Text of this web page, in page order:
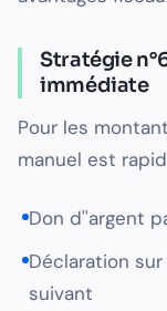
Stratégie
immédiate
Pour les
manuel est
Don d''argent
Déclaration
suivant